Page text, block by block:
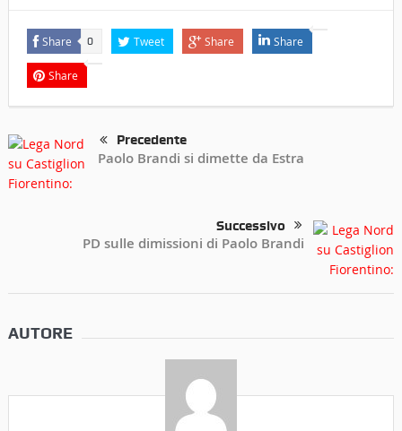
Share 0 Tweet Share Share
Share
Precedente
Paolo Brandi si dimette da Estra
Successivo
PD sulle dimissioni di Paolo Brandi
AUTORE